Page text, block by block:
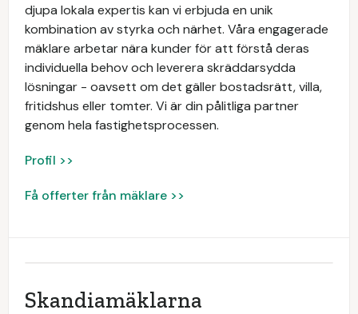
djupa lokala expertis kan vi erbjuda en unik
kombination av styrka och närhet. Våra engagerade
mäklare arbetar nära kunder för att förstå deras
individuella behov och leverera skräddarsydda
lösningar - oavsett om det gäller bostadsrätt, villa,
fritidshus eller tomter. Vi är din pålitliga partner
genom hela fastighetsprocessen.
Profil >>
Få offerter från mäklare >>
Skandiamäklarna